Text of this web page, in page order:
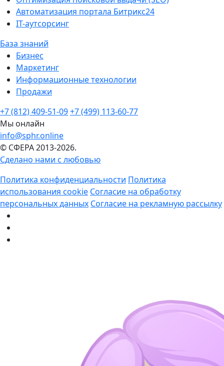
Автоматизация портала Битрикс24
IT-аутсорсинг
База знаний
Бизнес
Маркетинг
Информационные технологии
Продажи
+7 (812) 409-51-09+7 (499) 113-60-77
Мы онлайн
info@sphr.online
© СФЕРА 2013-2026.
Сделано нами с любовью
Политика конфиденциальности Политика
использования cookie Согласие на обработку
персональных данных Согласие на рекламную рассылку